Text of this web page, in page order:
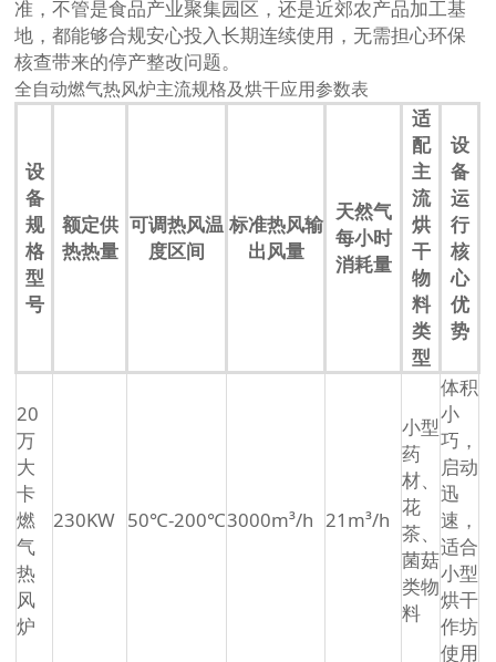
准，不管是食品产业聚集园区，还是近郊农产品加工基
地，都能够合规安心投入长期连续使用，无需担心环保
核查带来的停产整改问题。
全自动燃气热风炉主流规格及烘干应用参数表
设
备
规
格
型
号
额定供
热热量
可调热风温
度区间
标准热风输
出风量
天然气
每小时
消耗量
适
配
主
流
烘
干
物
料
类
型
设
备
运
行
核
心
优
势
20
万
大
卡
燃
气
热
风
炉
230KW 50℃-200℃3000m³/h 21m³/h
小型
药
材、
花
茶、
菌菇
类物
料
体积
小
巧，
启动
迅
速，
适合
小型
烘干
作坊
使用